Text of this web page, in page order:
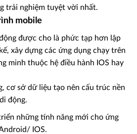
trải nghiệm tuyệt vời nhất.
mobile
được cho là phức tạp hơn lập
xây dựng các ứng dụng chạy trên
minh thuộc hệ điều hành IOS hay
cơ sở dữ liệu tạo nên cấu trúc nền
động.
những tính năng mới cho ứng
IOS.